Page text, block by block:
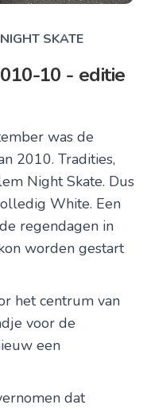
SKATE
10 - editie
was de
2010. Tradities,
Night Skate. Dus
White. Een
regendagen in
worden gestart
het centrum van
voor de
een
dat